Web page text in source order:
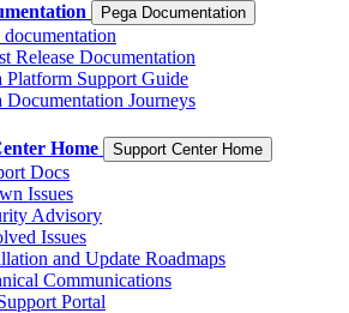
Pega Documentation
Release Documentation
Platform Support Guide
Documentation Journeys
Home Support Center Home
Docs
Issues
Advisory
Issues
and Update Roadmaps
Communications
Portal